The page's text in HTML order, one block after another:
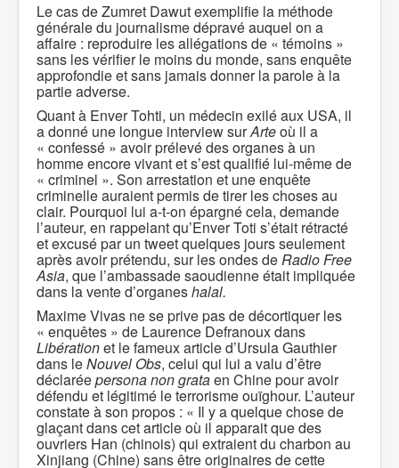
Le cas de Zumret Dawut exemplifie la méthode
générale du journalisme dépravé auquel on a
affaire : reproduire les allégations de « témoins »
sans les vérifier le moins du monde, sans enquête
approfondie et sans jamais donner la parole à la
partie adverse.
Quant à Enver Tohti, un médecin exilé aux USA, il
a donné une longue interview surArteoù il a
« confessé » avoir prélevé des organes à un
homme encore vivant et s’est qualifié lui-même de
« criminel ». Son arrestation et une enquête
criminelle auraient permis de tirer les choses au
clair. Pourquoi lui a-t-on épargné cela, demande
l’auteur, en rappelant qu’Enver Toti s’était rétracté
et excusé par un tweet quelques jours seulement
après avoir prétendu, sur les ondes deRadio Free
Asia, que l’ambassade saoudienne était impliquée
dans la vente d’organeshalal.
Maxime Vivas ne se prive pas de décortiquer les
« enquêtes » de Laurence Defranoux dans
Libérationet le fameux article d’Ursula Gauthier
dans leNouvel Obs, celui qui lui a valu d’être
déclaréepersona non grataen Chine pour avoir
défendu et légitimé le terrorisme ouïghour. L’auteur
constate à son propos : « Il y a quelque chose de
glaçant dans cet article où il apparait que des
ouvriers Han (chinois) qui extraient du charbon au
Xinjiang (Chine) sans être originaires de cette